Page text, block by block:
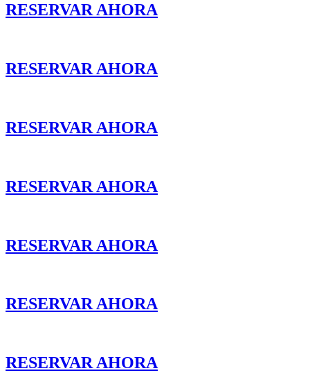
RESERVAR AHORA
RESERVAR AHORA
RESERVAR AHORA
RESERVAR AHORA
RESERVAR AHORA
RESERVAR AHORA
RESERVAR AHORA